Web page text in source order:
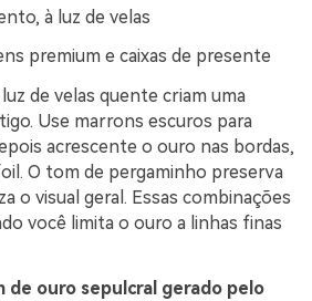
à luz de velas
premium e caixas de presente
de velas quente criam uma
Use marrons escuros para
acrescente o ouro nas bordas,
O tom de pergaminho preserva
o visual geral. Essas combinações
você limita o ouro a linhas finas
de ouro sepulcral gerado pelo